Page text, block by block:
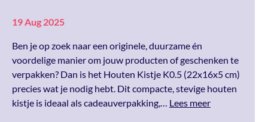
19 Aug 2025
Ben je op zoek naar een originele, duurzame én
voordelige manier om jouw producten of geschenken te
verpakken? Dan is het Houten Kistje K0.5 (22x16x5 cm)
precies wat je nodig hebt. Dit compacte, stevige houten
kistje is ideaal als cadeauverpakking,… Lees meer